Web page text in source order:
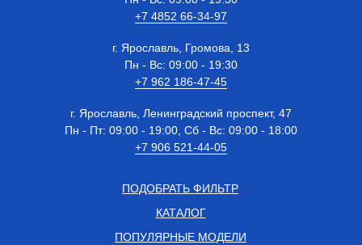
КАТАЛОГ
+7 4852 66-34-97
г. Ярославль, Ленинградский проспект, 47
Пн - Пт: 09:00 - 19:00, Сб - Вс: 09:00 - 18:00
+7 906 521-44-05
ПОПУЛЯРНЫЕ МОДЕЛИ
г. Ярославль, Громова, 13
Пн - Вс: 09:00 - 19:30
+7 962 186-47-45
ПОДОБРАТЬ ФИЛЬТР